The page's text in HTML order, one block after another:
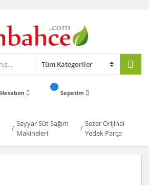
Hesabım Sepetim
Seyyar Süt Sağım
Makineleri
Sezer Orijinal
Yedek Parça